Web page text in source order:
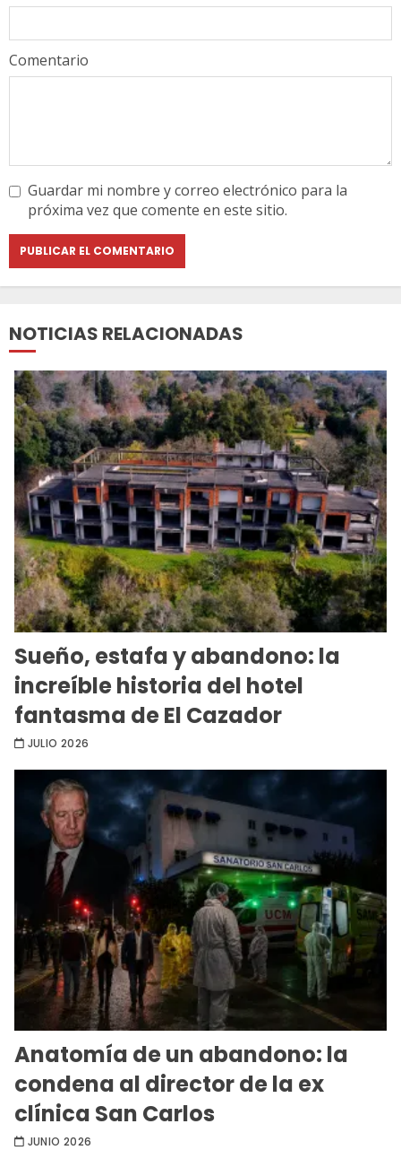
Comentario
Guardar mi nombre y correo electrónico para la
próxima vez que comente en este sitio.
NOTICIAS RELACIONADAS
Sueño, estafa y abandono: la
increíble historia del hotel
fantasma de El Cazador
JULIO 2026
Anatomía de un abandono: la
condena al director de la ex
clínica San Carlos
JUNIO 2026